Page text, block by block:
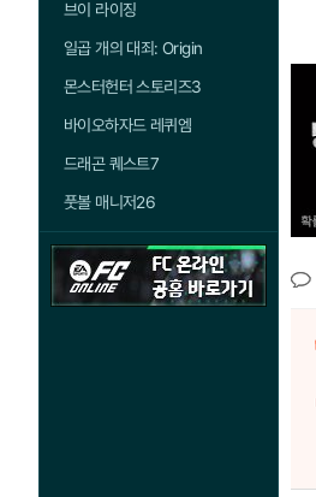
브이 라이징
일곱 개의 대죄: Origin
몬스터헌터 스토리즈3
바이오하자드 레퀴엠
드래곤 퀘스트7
풋볼 매니저26